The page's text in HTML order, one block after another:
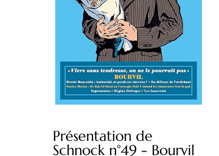
Présentation de
Schnock n°49 - Bourvil